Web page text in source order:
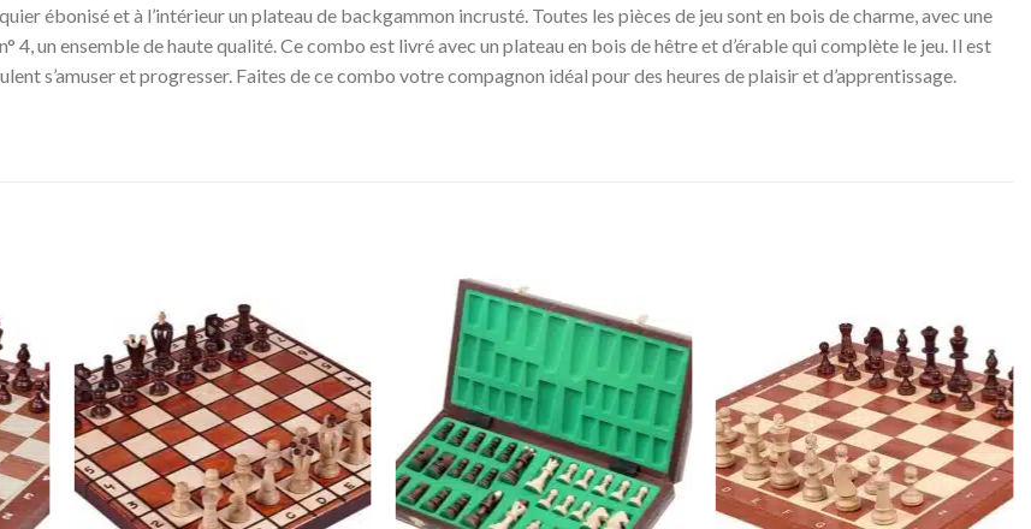
ébonisé et à l’intérieur un plateau de backgammon incrusté. Toutes les pièces de jeu sont en bois de charme, avec une
4, un ensemble de haute qualité. Ce combo est livré avec un plateau en bois de hêtre et d’érable qui complète le jeu. Il est
s’amuser et progresser. Faites de ce combo votre compagnon idéal pour des heures de plaisir et d’apprentissage.